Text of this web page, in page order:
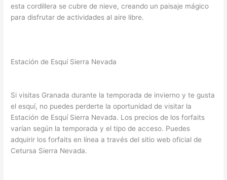
esta cordillera se cubre de nieve, creando un paisaje mágico
para disfrutar de actividades al aire libre.
Estación de Esquí Sierra Nevada
Si visitas Granada durante la temporada de invierno y te gusta
el esquí, no puedes perderte la oportunidad de visitar la
Estación de Esquí Sierra Nevada. Los precios de los forfaits
varían según la temporada y el tipo de acceso. Puedes
adquirir los forfaits en línea a través del sitio web oficial de
Cetursa Sierra Nevada.